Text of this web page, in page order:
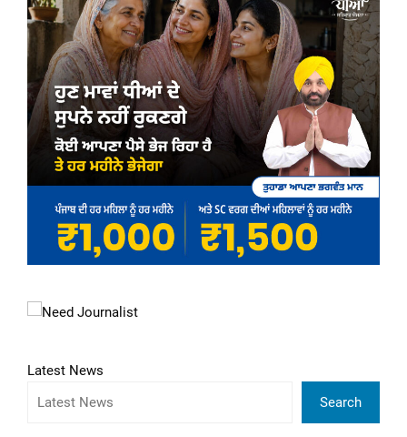
Latest News
Search